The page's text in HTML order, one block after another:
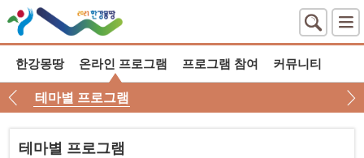
한강몽땅 온라인 프로그램 프로그램 참여 커뮤니티
테마별 프로그램
테마별 프로그램